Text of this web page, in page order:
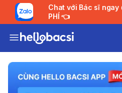
Chat với Bác sĩ ngay 👉 Nhận tư vấn MIỄN
PHÍ 👈